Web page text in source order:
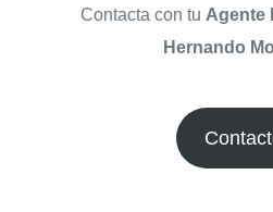
Contacta con tu Agente
Hernando